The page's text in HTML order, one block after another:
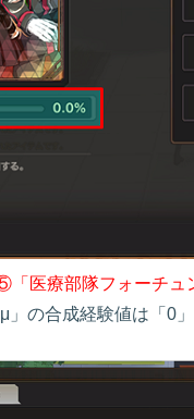
「医療部隊フォーチュ
」の合成経験値は「0